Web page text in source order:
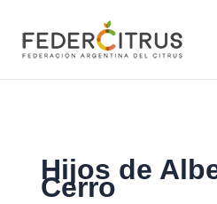
contenido
Hijos de
Cerro